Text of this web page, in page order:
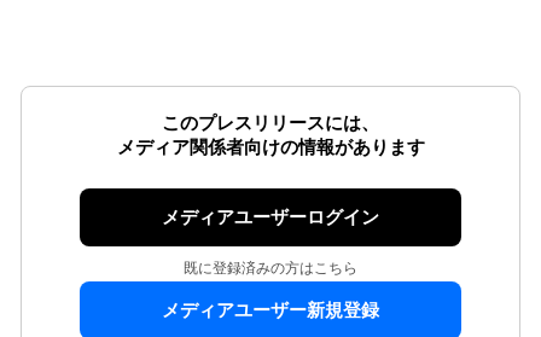
このプレスリリースには、
メディア関係者向けの情報があります
メディアユーザーログイン
既に登録済みの方はこちら
メディアユーザー新規登録